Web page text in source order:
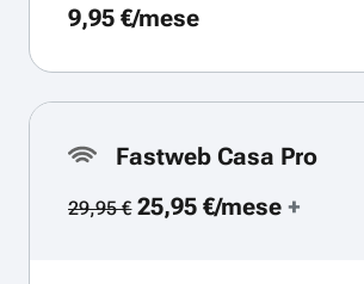
9,95 €/mese
Fastweb Casa Pro
29,95 €25,95 €/mese+